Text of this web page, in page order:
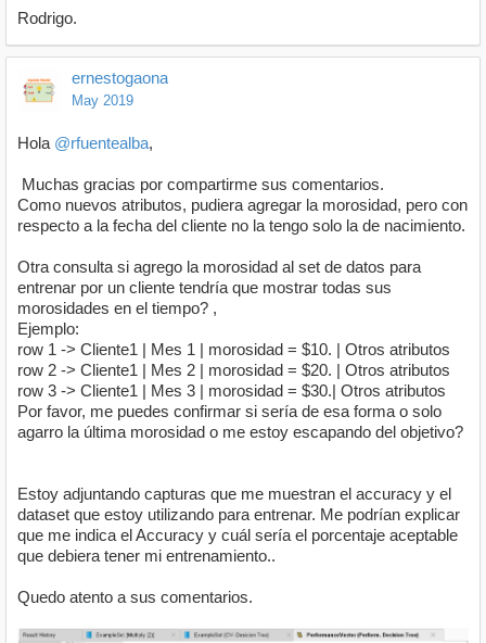
Rodrigo.
ernestogaona
May 2019
Hola @rfuentealba,
Muchas gracias por compartirme sus comentarios.
Como nuevos atributos, pudiera agregar la morosidad, pero con
respecto a la fecha del cliente no la tengo solo la de nacimiento.
Otra consulta si agrego la morosidad al set de datos para
entrenar por un cliente tendría que mostrar todas sus
morosidades en el tiempo? ,
Ejemplo:
row 1 -> Cliente1 | Mes 1 | morosidad = $10. | Otros atributos
row 2 -> Cliente1 | Mes 2 | morosidad = $20. | Otros atributos
row 3 -> Cliente1 | Mes 3 | morosidad = $30.| Otros atributos
Por favor, me puedes confirmar si sería de esa forma o solo
agarro la última morosidad o me estoy escapando del objetivo?
Estoy adjuntando capturas que me muestran el accuracy y el
dataset que estoy utilizando para entrenar. Me podrían explicar
que me indica el Accuracy y cuál sería el porcentaje aceptable
que debiera tener mi entrenamiento..
Quedo atento a sus comentarios.